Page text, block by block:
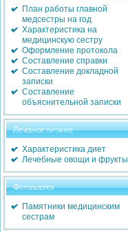
План работы главной
медсестры на год
Характеристика на
медицинскую сестру
Оформление протокола
Составление справки
Составление докладной
записки
Составление
объяснительной записки
Лечебное питание
Характеристика диет
Лечебные овощи и фрукты
Фотогалерея
Памятники медицинским
сестрам